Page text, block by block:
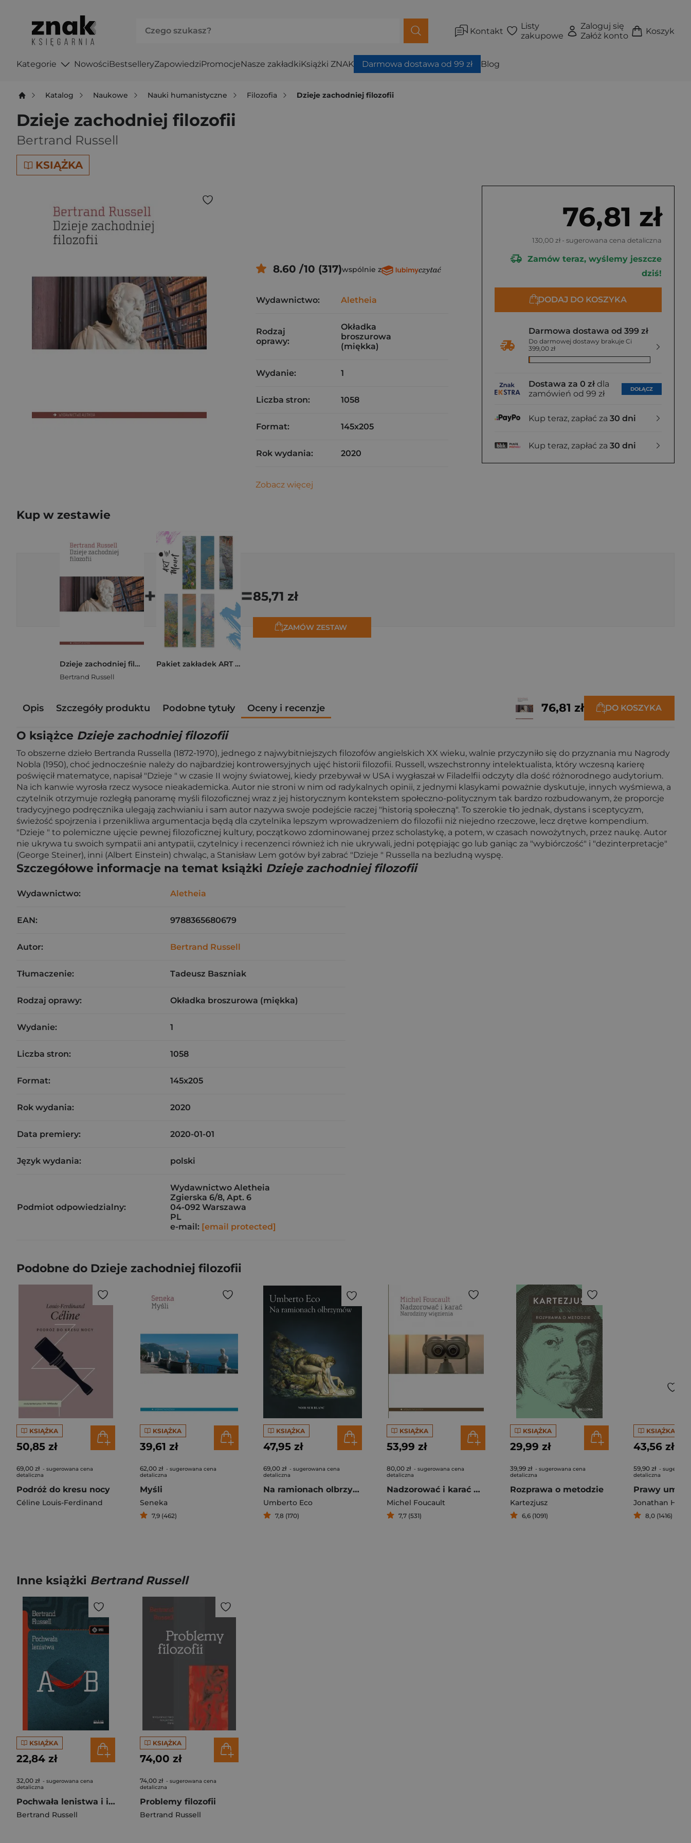
Kontakt
Listy
zakupowe
Zaloguj się
Załóż konto
Koszyk
Kategorie NowościBestselleryZapowiedziPromocjeNasze zakładkiKsiążki ZNAK Darmowa dostawa od 99 zł Blog
Katalog Naukowe Nauki humanistyczne Filozofia Dzieje zachodniej filozofii
Dzieje zachodniej filozofii
Bertrand Russell
KSIĄŻKA
76,81 zł
130,00 zł - sugerowana cena detaliczna
Zamów teraz, wyślemy jeszcze
dziś!
DODAJ DO KOSZYKA
Darmowa dostawa od 399 zł
Do darmowej dostawy brakuje Ci
399,00 zł
Dostawa za 0 zł dla
zamówień od 99 zł
DOŁĄCZ
Kup teraz, zapłać za 30 dni
Kup teraz, zapłać za 30 dni
8.60 /10 (317)wspólnie z
Wydawnictwo: Aletheia
Rodzaj
oprawy:
Okładka
broszurowa
(miękka)
Wydanie: 1
Liczba stron: 1058
Format: 145x205
Rok wydania: 2020
Zobacz więcej
Kup w zestawie
Dzieje zachodniej filozofii
Bertrand Russell
+
Pakiet zakładek ART Monet
=85,71 zł
ZAMÓW ZESTAW
Opis Szczegóły produktu Podobne tytuły Oceny i recenzje 76,81 zł DO KOSZYKA
O książce Dzieje zachodniej filozofii
To obszerne dzieło Bertranda Russella (1872-1970), jednego z najwybitniejszych filozofów angielskich XX wieku, walnie przyczyniło się do przyznania mu Nagrody
Nobla (1950), choć jednocześnie należy do najbardziej kontrowersyjnych ujęć historii filozofii. Russell, wszechstronny intelektualista, który wczesną karierę
poświęcił matematyce, napisał "Dzieje " w czasie II wojny światowej, kiedy przebywał w USA i wygłaszał w Filadelfii odczyty dla dość różnorodnego audytorium.
Na ich kanwie wyrosła rzecz wysoce nieakademicka. Autor nie stroni w nim od radykalnych opinii, z jednymi klasykami poważnie dyskutuje, innych wyśmiewa, a
czytelnik otrzymuje rozległą panoramę myśli filozoficznej wraz z jej historycznym kontekstem społeczno-politycznym tak bardzo rozbudowanym, że proporcje
tradycyjnego podręcznika ulegają zachwianiu i sam autor nazywa swoje podejście raczej "historią społeczną". To szerokie tło jednak, dystans i sceptycyzm,
świeżość spojrzenia i przenikliwa argumentacja będą dla czytelnika lepszym wprowadzeniem do filozofii niż niejedno rzeczowe, lecz drętwe kompendium.
"Dzieje " to polemiczne ujęcie pewnej filozoficznej kultury, początkowo zdominowanej przez scholastykę, a potem, w czasach nowożytnych, przez naukę. Autor
nie ukrywa tu swoich sympatii ani antypatii, czytelnicy i recenzenci również ich nie ukrywali, jedni potępiając go lub ganiąc za "wybiórczość" i "dezinterpretacje"
(George Steiner), inni (Albert Einstein) chwaląc, a Stanisław Lem gotów był zabrać "Dzieje " Russella na bezludną wyspę.
Szczegółowe informacje na temat książki Dzieje zachodniej filozofii
Wydawnictwo: Aletheia
EAN: 9788365680679
Autor: Bertrand Russell
Tłumaczenie: Tadeusz Baszniak
Rodzaj oprawy: Okładka broszurowa (miękka)
Wydanie: 1
Liczba stron: 1058
Format: 145x205
Rok wydania: 2020
Data premiery: 2020-01-01
Język wydania: polski
Podmiot odpowiedzialny:
Wydawnictwo Aletheia
Zgierska 6/8, Apt. 6
04-092 Warszawa
PL
e-mail: [email protected]
Podobne do Dzieje zachodniej filozofii
KSIĄŻKA
50,85 zł
69,00 zł - sugerowana cena
detaliczna
Podróż do kresu nocy
Céline Louis-Ferdinand
KSIĄŻKA
39,61 zł
62,00 zł - sugerowana cena
detaliczna
Myśli
Seneka
7,9 (462)
KSIĄŻKA
47,95 zł
69,00 zł - sugerowana cena
detaliczna
Na ramionach olbrzymów
Umberto Eco
7,8 (170)
KSIĄŻKA
53,99 zł
80,00 zł - sugerowana cena
detaliczna
Nadzorować i karać Narodziny więzienia
Michel Foucault
7,7 (531)
KSIĄŻKA
29,99 zł
39,99 zł - sugerowana cena
detaliczna
Rozprawa o metodzie
Kartezjusz
6,6 (1091)
KSIĄŻKA
43,56 zł
59,90 zł -
detaliczna
Jonathan Haidt
8,0 (1416)
Inne książki Bertrand Russell
KSIĄŻKA
22,84 zł
32,00 zł - sugerowana cena
detaliczna
Pochwała lenistwa i inne eseje
Bertrand Russell
KSIĄŻKA
74,00 zł
74,00 zł - sugerowana cena
detaliczna
Problemy filozofii
Bertrand Russell